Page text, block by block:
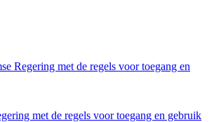
Regering met de regels voor toegang en
met de regels voor toegang en gebruik